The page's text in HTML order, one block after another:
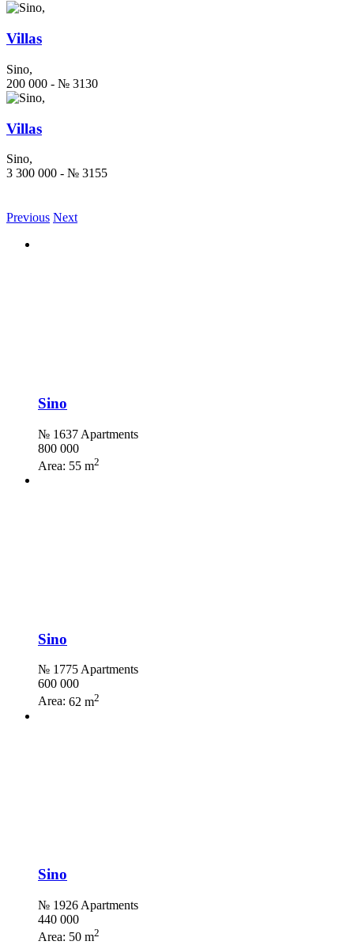
Villas
Sino,
200 000 - № 3130
Villas
Sino,
3 300 000 - № 3155
Previous Next
Sino
№ 1637 Apartments
800 000
Area: 55 m2
Sino
№ 1775 Apartments
600 000
Area: 62 m2
Sino
№ 1926 Apartments
440 000
Area: 50 m2